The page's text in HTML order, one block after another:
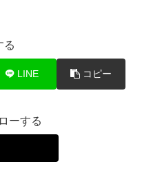
る
LINE コピー
ーする